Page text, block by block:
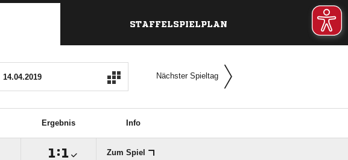
STAFFELSPIELPLAN
Nächster Spieltag
Ergebnis Info
: Zum Spiel